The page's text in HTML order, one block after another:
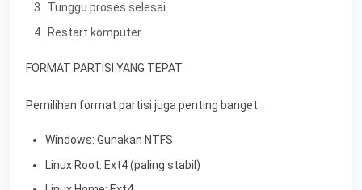
Tunggu proses selesai
Restart komputer
FORMAT PARTISI YANG TEPAT
Pemilihan format partisi juga penting banget:
Windows: Gunakan NTFS
Linux Root: Ext4 (paling stabil)